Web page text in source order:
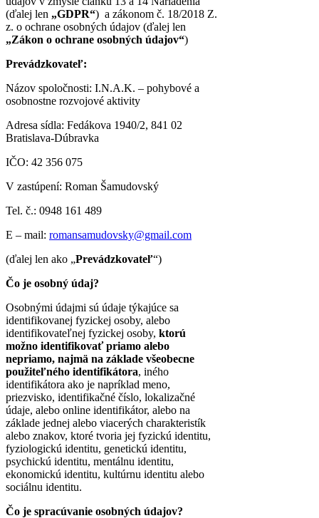
(ďalej len „GDPR“) a zákonom č. 18/2018 Z.
z. o ochrane osobných údajov (ďalej len
„Zákon o ochrane osobných údajov“)
Prevádzkovateľ:
Názov spoločnosti: I.N.A.K. – pohybové a
osobnostne rozvojové aktivity
Adresa sídla: Fedákova 1940/2, 841 02
Bratislava-Dúbravka
IČO: 42 356 075
V zastúpení: Roman Šamudovský
Tel. č.: 0948 161 489
E – mail: romansamudovsky@gmail.com
(ďalej len ako „Prevádzkovateľ“)
Čo je osobný údaj?
Osobnými údajmi sú údaje týkajúce sa
identifikovanej fyzickej osoby, alebo
identifikovateľnej fyzickej osoby, ktorú
možno identifikovať priamo alebo
nepriamo, najmä na základe všeobecne
použiteľného identifikátora, iného
identifikátora ako je napríklad meno,
priezvisko, identifikačné číslo, lokalizačné
údaje, alebo online identifikátor, alebo na
základe jednej alebo viacerých charakteristík
alebo znakov, ktoré tvoria jej fyzickú identitu,
fyziologickú identitu, genetickú identitu,
psychickú identitu, mentálnu identitu,
ekonomickú identitu, kultúrnu identitu alebo
sociálnu identitu.
Čo je spracúvanie osobných údajov?